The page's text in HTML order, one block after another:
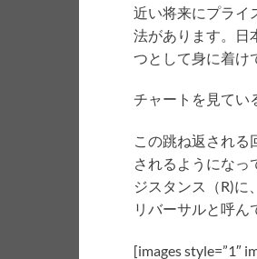
近い将来にプライ
法があります。日
つとして身に着け
チャートを見てい
この跳ね返される
されるようになっ
ジスタンス（R)に
リバーサルと呼ん
[images style=”1″